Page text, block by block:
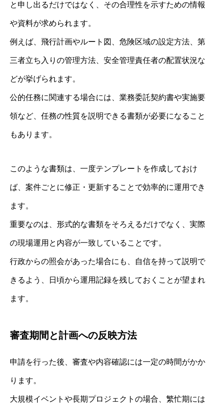
と申し出るだけではなく、その合理性を示すための情報
や資料が求められます。
例えば、飛行計画やルート図、危険区域の設定方法、第
三者立ち入りの管理方法、安全管理責任者の配置状況な
どが挙げられます。
公的任務に関連する場合には、業務委託契約書や実施要
領など、任務の性質を説明できる書類が必要になること
もあります。
このような書類は、一度テンプレートを作成しておけ
ば、案件ごとに修正・更新することで効率的に運用でき
ます。
重要なのは、形式的な書類をそろえるだけでなく、実際
の現場運用と内容が一致していることです。
行政からの照会があった場合にも、自信を持って説明で
きるよう、日頃から運用記録を残しておくことが望まれ
ます。
審査期間と計画への反映方法
申請を行った後、審査や内容確認には一定の時間がかか
ります。
大規模イベントや長期プロジェクトの場合、繁忙期には